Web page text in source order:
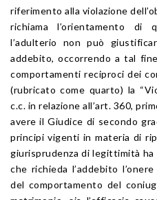
riferimento alla violazione
richiama l’orientamento di
l’adulterio non può
addebito, occorrendo a tal
comportamenti reciproci dei
(rubricato come quarto) la
c.c. in relazione all’art. 360,
avere il Giudice di secondo
principi vigenti in materia di
giurisprudenza di legittimità
che richieda l’addebito
del comportamento del